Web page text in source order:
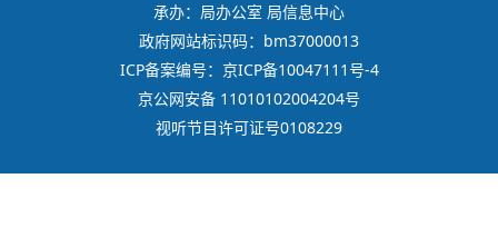
承办：局办公室 局信息中心
政府网站标识码：bm37000013
ICP备案编号：京ICP备10047111号-4
京公网安备 11010102004204号
视听节目许可证号0108229